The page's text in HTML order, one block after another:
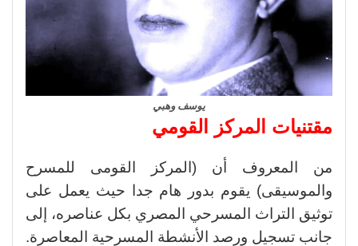
يوسف وهبي
مقتنيات المركز القومي
من المعروف أن (المركز القومى للمسرح
والموسيقى) يقوم بدور هام جدا حيث يعمل على
توثيق التراث المسرحي المصري بكل عناصره، إلى
جانب تسجيل ورصد الأنشطة المسرحية المعاصرة.